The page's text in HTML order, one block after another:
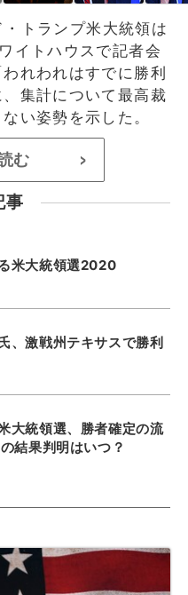
トランプ米大統領は
イトハウスで記者会
れわれはすでに勝利
集計について最高裁
い姿勢を示した。
む >
事
米大統領選2020
、激戦州テキサスで勝利
大統領選、勝者確定の流
結果判明はいつ？